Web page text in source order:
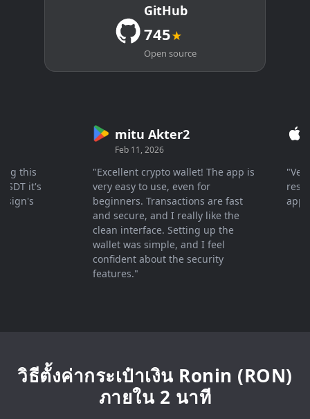
GitHub
745★
Open source
it's
mitu Akter2
Feb 11, 2026
"Excellent crypto wallet! The app is
very easy to use, even for
beginners. Transactions are fast
and secure, and I really like the
clean interface. Setting up the
wallet was simple, and I feel
confident about the security
features."
"Very
วิธีตั้งค่ากระเป๋าเงิน Ronin (RON)
ภายใน 2 นาที